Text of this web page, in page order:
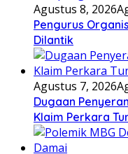
Agustus 8, 2026
Pengurus
Dilantik
Agustus 7, 2026
Dugaan
Klaim Perkara